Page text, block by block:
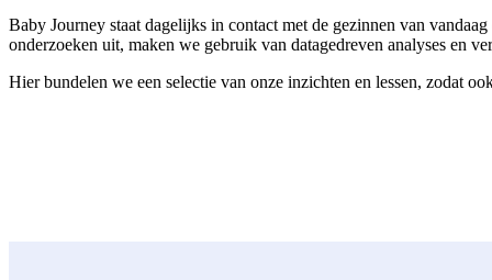
Baby Journey staat dagelijks in contact met de gezinnen van
onderzoeken uit, maken we gebruik van datagedreven analyses en
Hier bundelen we een selectie van onze inzichten en lessen, zodat